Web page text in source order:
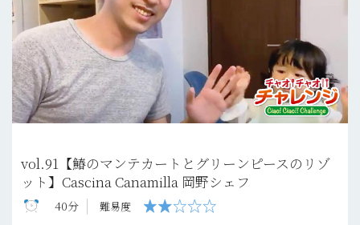
vol.91【鰆のマンテカートとグリーンピースのリゾ
ット】Cascina Canamilla 岡野シェフ
40分 難易度